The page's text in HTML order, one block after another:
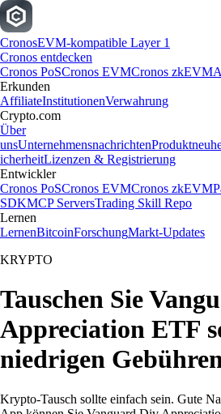
CronosEVM-kompatible Layer 1
Cronos entdecken
Cronos PoSCronos EVMCronos zkEVM
Erkunden
AffiliateInstitutionenVerwahrung
Crypto.com
Über
unsUnternehmensnachrichten
icherheitLizenzen & Registrierung
Entwickler
Cronos PoSCronos EVMCronos zkEVM
SDKMCP ServersTrading Skill Repo
Lernen
LernenBitcoinForschungMarkt-Updates
KRYPTO
Tauschen Sie
Appreciation ETF
niedrigen
Krypto-Tausch sollte einfach sein. Gute